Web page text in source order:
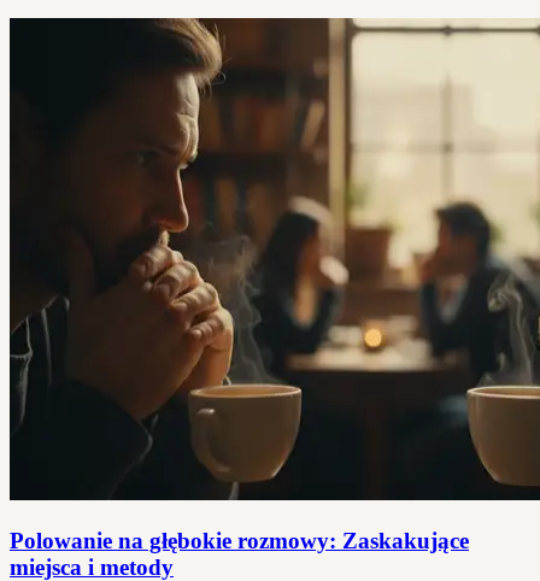
Polowanie na głębokie rozmowy: Zaskakujące
miejsca i metody